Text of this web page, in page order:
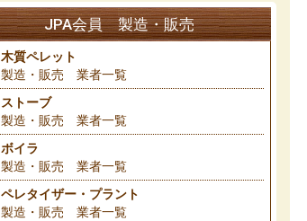
JPA会員 製造・販売
木質ペレット
製造・販売 業者一覧
ストーブ
製造・販売 業者一覧
ボイラ
製造・販売 業者一覧
ペレタイザー・プラント
製造・販売 業者一覧